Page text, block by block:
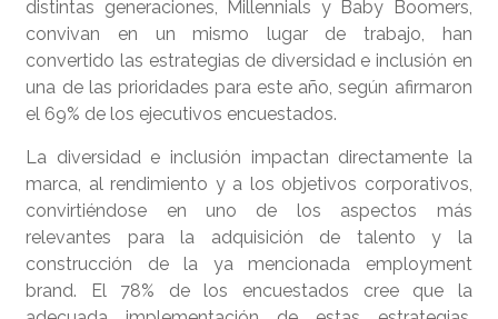
distintas generaciones, Millennials y Baby Boomers,
convivan en un mismo lugar de trabajo, han
convertido las estrategias de diversidad e inclusión en
una de las prioridades para este año, según afirmaron
el 69% de los ejecutivos encuestados.
La diversidad e inclusión impactan directamente la
marca, al rendimiento y a los objetivos corporativos,
convirtiéndose en uno de los aspectos más
relevantes para la adquisición de talento y la
construcción de la ya mencionada employment
brand. El 78% de los encuestados cree que la